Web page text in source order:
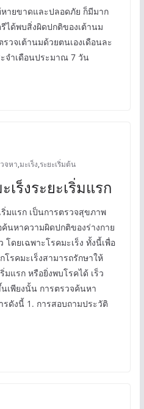
หายขาดและปลอดภัย ก็มีมาก
ได้พบสิ่งผิดปกติของเต้านม
วจเต้านมด้วยตนเองเดือนละ
จำเดือนประมาณ 7 วัน
จหา,มะเร็ง,ระยะเริ่มต้น
ร็งระยะเริ่มแรก
มแรก เป็นการตรวจสุขภาพ
นหาความผิดปกติของร่างกาย
โดยเฉพาะโรคมะเร็ง ทั้งนี้เพื่อ
โรคมะเร็งสามารถรักษาให้
แรก หรือยิ่งพบโรคได้ เร็ว
เพียงนั้น การตรวจค้นหา
รดังนี้ 1. การสอบถามประวัติ